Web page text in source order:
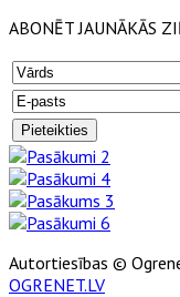
ABONĒT JAUNĀKĀS
Autortiesības ©
OGRENET.LV